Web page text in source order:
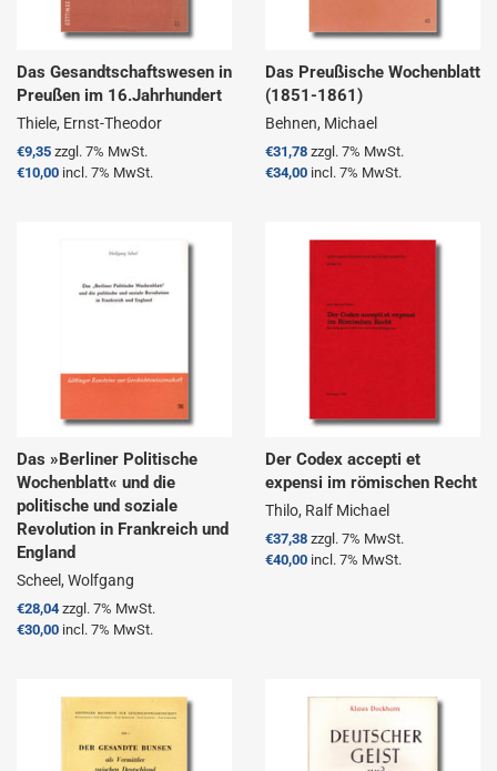
Das Gesandtschaftswesen in
Preußen im 16.Jahrhundert
Thiele, Ernst-Theodor
Normaler
Preis
€9,35 zzgl. 7% MwSt.
€10,00 incl. 7% MwSt.
Das Preußische Wochenblatt
(1851-1861)
Behnen, Michael
Normaler
Preis
€31,78 zzgl. 7% MwSt.
€34,00 incl. 7% MwSt.
Das »Berliner Politische
Wochenblatt« und die
politische und soziale
Revolution in Frankreich und
England
Scheel, Wolfgang
Normaler
Preis
€28,04zzgl. 7% MwSt.
€30,00 incl. 7% MwSt.
Der Codex accepti et
expensi im römischen Recht
Thilo, Ralf Michael
Normaler
Preis
€37,38 zzgl. 7% MwSt.
€40,00 incl. 7% MwSt.